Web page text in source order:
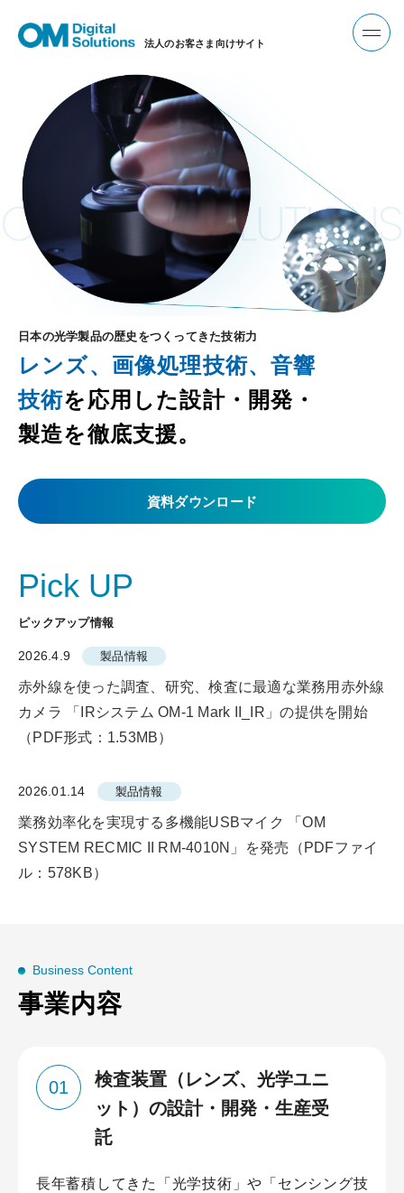
法人のお客さま向けサイト
日本の光学製品の歴史をつくってきた技術力
レンズ、画像処理技術、⾳響
技術を応用した設計・開発・
製造を徹底⽀援。
資料ダウンロード
Pick UP
ピックアップ情報
2026.4.9 製品情報
赤外線を使った調査、研究、検査に最適な業務用赤外線
カメラ 「IRシステム OM-1 Mark II_IR」の提供を開始
（PDF形式：1.53MB）
2026.01.14 製品情報
業務効率化を実現する多機能USBマイク 「OM
SYSTEM RECMIC II RM-4010N」を発売（PDFファイ
ル：578KB）
Business Content
事業内容
01
検査装置（レンズ、光学ユニ
ット）の設計・開発・生産受
託
⻑年蓄積してきた「光学技術」や「センシング技